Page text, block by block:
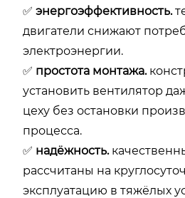
✅ энергоэффективность.
двигатели снижают
электроэнергии.
✅ простота монтажа.
установить вентилятор
цеху без остановки
процесса.
✅ надёжность.
рассчитаны на
эксплуатацию в тяжёлых